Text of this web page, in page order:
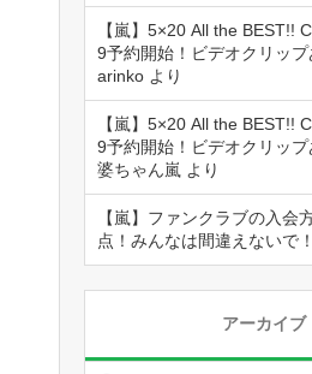
【嵐】5×20 All the BEST!!
9予約開始！ビデオクリップ
arinko より
【嵐】5×20 All the BEST!!
9予約開始！ビデオクリップ
婆ちゃん嵐 より
【嵐】ファンクラブの入会
点！みんなは間違えないで！
アーカイブ